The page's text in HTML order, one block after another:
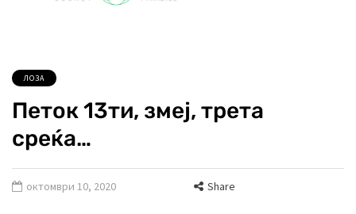
ЛОЗА
Петок 13ти, змеј, трета
среќа…
октомври 10, 2020 Share